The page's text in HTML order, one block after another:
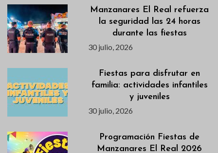
Manzanares El Real refuerza
la seguridad las 24 horas
durante las fiestas
30 julio, 2026
Fiestas para disfrutar en
familia: actividades infantiles
y juveniles
30 julio, 2026
Programación Fiestas de
Manzanares El Real 2026